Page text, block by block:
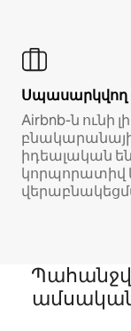
Սպասարկվող
Airbnb-ն ունի
իդեալական
կորպորատիվ